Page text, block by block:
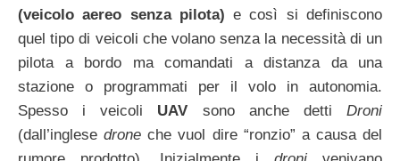
(veicolo aereo senza pilota) e così si definiscono
quel tipo di veicoli che volano senza la necessità di un
pilota a bordo ma comandati a distanza da una
stazione o programmati per il volo in autonomia.
Spesso i veicoli UAV sono anche dettiDroni
(dall’inglesedrone che vuol dire “ronzio” a causa del